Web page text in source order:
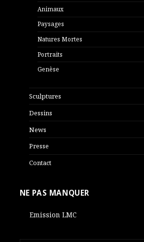
Animaux
Paysages
Natures Mortes
Portraits
Genèse
Sculptures
Dessins
News
Presse
Contact
NE PAS MANQUER
Emission LMC